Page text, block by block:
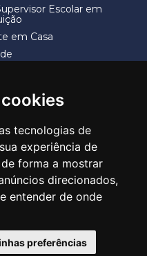
tecnologias de
experiência de
forma a mostrar
direcionados,
entender de onde
preferências
Escolar em
em Casa
EDUCAÇÃO
- Guarulhos/SP CEP 07113-040
*55 11 2475-7300